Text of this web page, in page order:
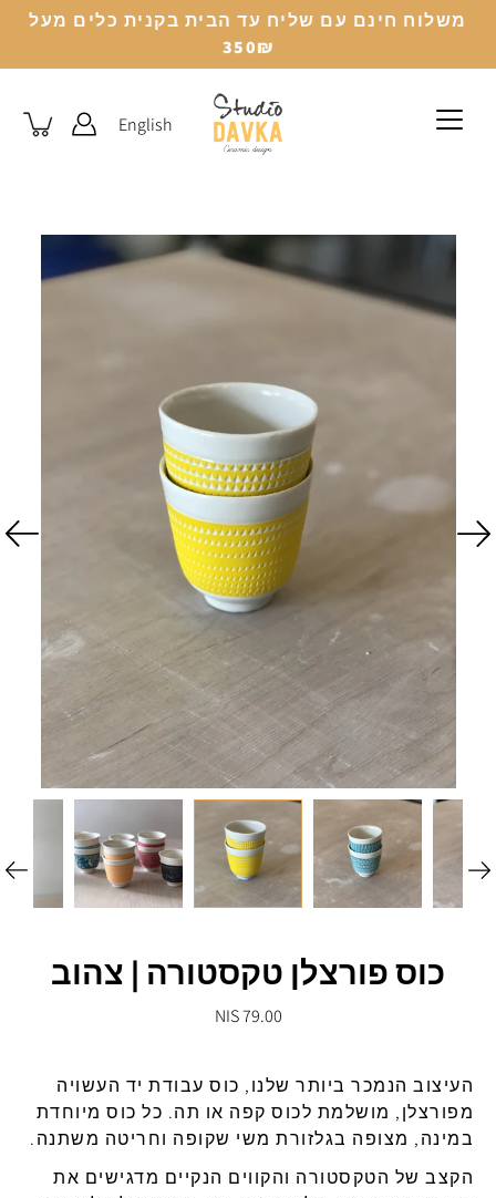
משלוח חינם עם שליח עד הבית בקנית כלים מעל
350₪
English
כוס פורצלן טקסטורה | צהוב
79.00 NIS
העיצוב הנמכר ביותר שלנו, כוס עבודת יד העשויה
מפורצלן, מושלמת לכוס קפה או תה. כל כוס מיוחדת
במינה, מצופה בגלזורת משי שקופה וחריטה משתנה.
הקצב של הטקסטורה והקווים הנקיים מדגישים את